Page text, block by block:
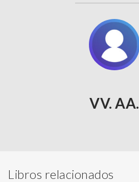
VV. AA.
Libros relacionados